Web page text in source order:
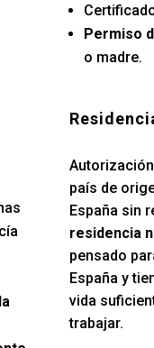
Permiso
o madre.
país de
España sin
residencia
pensado
España y
vida
trabajar.